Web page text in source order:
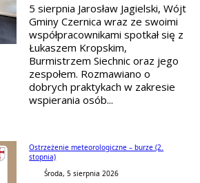
5 sierpnia Jarosław Jagielski, Wójt
Gminy Czernica wraz ze swoimi
współpracownikami spotkał się z
Łukaszem Kropskim,
Burmistrzem Siechnic oraz jego
zespołem. Rozmawiano o
dobrych praktykach w zakresie
wspierania osób...
Ostrzeżenie meteorologiczne – burze (2.
stopnia)
Środa, 5 sierpnia 2026